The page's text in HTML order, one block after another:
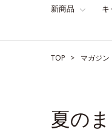
新商品 キ
TOP マガジン
夏の